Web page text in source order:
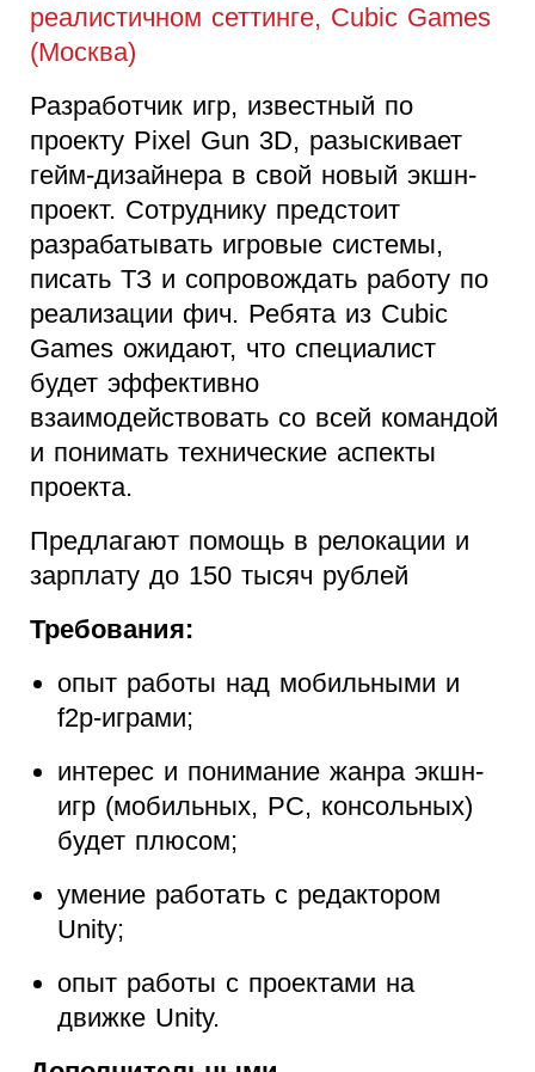
реалистичном сеттинге, Cubic Games
(Москва)
Разработчик игр, известный по
проекту Pixel Gun 3D, разыскивает
гейм-дизайнера в свой новый экшн-
проект. Сотруднику предстоит
разрабатывать игровые системы,
писать ТЗ и сопровождать работу по
реализации фич. Ребята из Cubic
Games ожидают, что специалист
будет эффективно
взаимодействовать со всей командой
и понимать технические аспекты
проекта.
Предлагают помощь в релокации и
зарплату до 150 тысяч рублей
Требования:
опыт работы над мобильными и
f2p-играми;
интерес и понимание жанра экшн-
игр (мобильных, PC, консольных)
будет плюсом;
умение работать с редактором
Unity;
опыт работы с проектами на
движке Unity.